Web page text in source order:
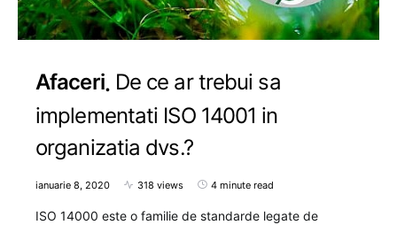
Afaceri De ce ar trebui sa
implementati ISO 14001 in
organizatia dvs.?
ianuarie 8, 2020 318 views 4 minute read
ISO 14000 este o familie de standarde legate de